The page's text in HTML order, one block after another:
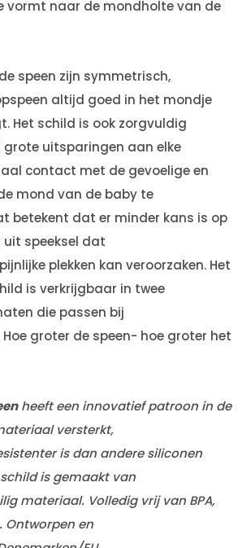
vormt naar de mondholte van de
speen zijn symmetrisch,
altijd goed in het mondje
Het schild is ook zorgvuldig
uitsparingen aan elke
contact met de gevoelige en
mond van de baby te
betekent dat er minder kans is op
speeksel dat
plekken kan veroorzaken. Het
is verkrijgbaar in twee
die passen bij
groter de speen- hoe groter het
heeft een innovatief patroon in de
versterkt,
is dan andere siliconen
is gemaakt van
materiaal. Volledig vrij van BPA,
Ontworpen en